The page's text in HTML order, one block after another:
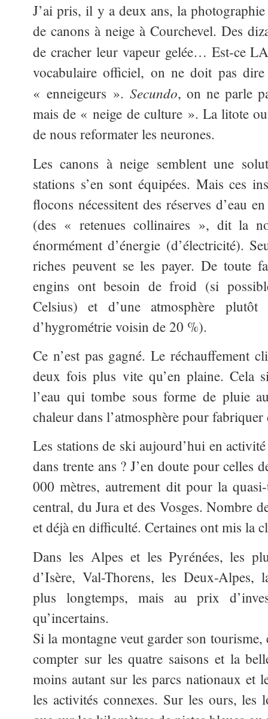
J’ai pris, il y a deux ans, la
de canons à neige à Courchevel. Des
de cracher leur vapeur gelée… Est-ce
vocabulaire officiel, on ne doit pas
« enneigeurs ». Secundo, on ne parle
mais de « neige de culture ». La litote
de nous reformater les neurones.
Les canons à neige semblent une
stations s’en sont équipées. Mais ces
flocons nécessitent des réserves d’eau
(des « retenues collinaires », dit la
énormément d’énergie (d’électricité).
riches peuvent se les payer. De toute
engins ont besoin de froid (si
Celsius) et d’une atmosphère
d’hygrométrie voisin de 20 %).
Ce n’est pas gagné. Le réchauffement
deux fois plus vite qu’en plaine. Cela
l’eau qui tombe sous forme de pluie
chaleur dans l’atmosphère pour
Les stations de ski aujourd’hui en
dans trente ans ? J’en doute pour celles
000 mètres, autrement dit pour la
central, du Jura et des Vosges. Nombre
et déjà en difficulté. Certaines ont mis la
Dans les Alpes et les Pyrénées, les
d’Isère, Val-Thorens, les Deux-
plus longtemps, mais au prix
qu’incertains.
Si la montagne veut garder son tourisme,
compter sur les quatre saisons et la
moins autant sur les parcs nationaux et
les activités connexes. Sur les ours, les